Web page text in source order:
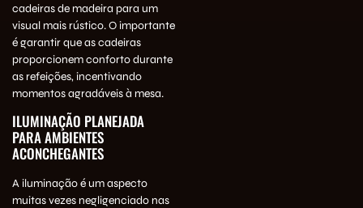
cadeiras de madeira para um
visual mais rústico. O importante
é garantir que as cadeiras
proporcionem conforto durante
as refeições, incentivando
momentos agradáveis à mesa.
ILUMINAÇÃO PLANEJADA
PARA AMBIENTES
ACONCHEGANTES
A iluminação é um aspecto
muitas vezes negligenciado nas